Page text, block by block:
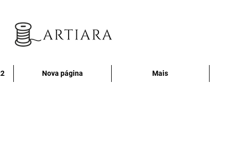
Nova página Mais